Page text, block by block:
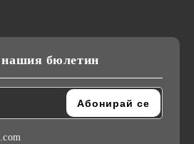
нашия бюлетин